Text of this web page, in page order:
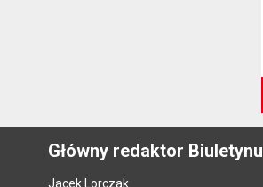
Główny redaktor Biuletynu
Jacek Lorczak